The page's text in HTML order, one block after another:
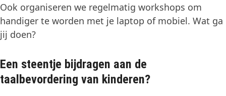
Ook organiseren we regelmatig workshops om
handiger te worden met je laptop of mobiel. Wat ga
jij doen?
Een steentje bijdragen aan de
taalbevordering van kinderen?